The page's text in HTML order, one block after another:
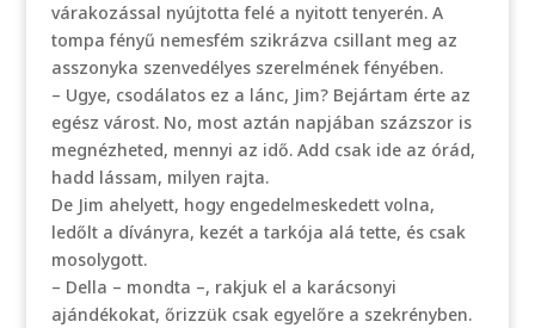
várakozással nyújtotta felé a nyitott tenyerén. A
tompa fényű nemesfém szikrázva csillant meg az
asszonyka szenvedélyes szerelmének fényében.
– Ugye, csodálatos ez a lánc, Jim? Bejártam érte az
egész várost. No, most aztán napjában százszor is
megnézheted, mennyi az idő. Add csak ide az órád,
hadd lássam, milyen rajta.
De Jim ahelyett, hogy engedelmeskedett volna,
ledőlt a díványra, kezét a tarkója alá tette, és csak
mosolygott.
– Della – mondta –, rakjuk el a karácsonyi
ajándékokat, őrizzük csak egyelőre a szekrényben.